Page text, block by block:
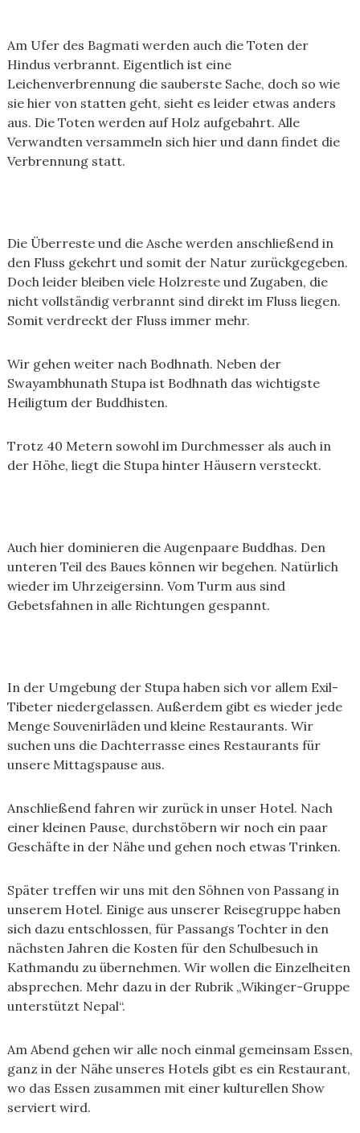
Am Ufer des Bagmati werden auch die Toten der
Hindus verbrannt. Eigentlich ist eine
Leichenverbrennung die sauberste Sache, doch so wie
sie hier von statten geht, sieht es leider etwas anders
aus. Die Toten werden auf Holz aufgebahrt. Alle
Verwandten versammeln sich hier und dann findet die
Verbrennung statt.
Die Überreste und die Asche werden anschließend in
den Fluss gekehrt und somit der Natur zurückgegeben.
Doch leider bleiben viele Holzreste und Zugaben, die
nicht vollständig verbrannt sind direkt im Fluss liegen.
Somit verdreckt der Fluss immer mehr.
Wir gehen weiter nach Bodhnath. Neben der
Swayambhunath Stupa ist Bodhnath das wichtigste
Heiligtum der Buddhisten.
Trotz 40 Metern sowohl im Durchmesser als auch in
der Höhe, liegt die Stupa hinter Häusern versteckt.
Auch hier dominieren die Augenpaare Buddhas. Den
unteren Teil des Baues können wir begehen. Natürlich
wieder im Uhrzeigersinn. Vom Turm aus sind
Gebetsfahnen in alle Richtungen gespannt.
In der Umgebung der Stupa haben sich vor allem Exil-
Tibeter niedergelassen. Außerdem gibt es wieder jede
Menge Souvenirläden und kleine Restaurants. Wir
suchen uns die Dachterrasse eines Restaurants für
unsere Mittagspause aus.
Anschließend fahren wir zurück in unser Hotel. Nach
einer kleinen Pause, durchstöbern wir noch ein paar
Geschäfte in der Nähe und gehen noch etwas Trinken.
Später treffen wir uns mit den Söhnen von Passang in
unserem Hotel. Einige aus unserer Reisegruppe haben
sich dazu entschlossen, für Passangs Tochter in den
nächsten Jahren die Kosten für den Schulbesuch in
Kathmandu zu übernehmen. Wir wollen die Einzelheiten
absprechen. Mehr dazu in der Rubrik „Wikinger-Gruppe
unterstützt Nepal“.
Am Abend gehen wir alle noch einmal gemeinsam Essen,
ganz in der Nähe unseres Hotels gibt es ein Restaurant,
wo das Essen zusammen mit einer kulturellen Show
serviert wird.